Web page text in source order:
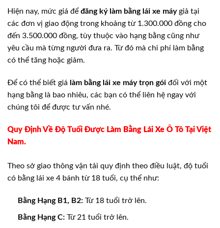
Hiện nay, mức giá để đăng ký làm bằng lái xe máygiả tại
các đơn vị giao động trong khoảng từ 1.300.000 đồng cho
đến 3.500.000 đồng, tùy thuộc vào hạng bằng cũng như
yêu cầu mà từng người đưa ra. Từ đó mà chi phí làm bằng
có thể tăng hoặc giảm.
Để có thể biết giá làm bằng lái xe máy trọn gói đối với một
hạng bằng là bao nhiêu, các bạn có thể liên hệ ngay với
chúng tôi để được tư vấn nhé.
Quy Định Về Độ Tuổi Được Làm Bằng Lái Xe Ô Tô Tại Việt
Nam.
Theo sở giao thông vận tải quy định theo điều luật, độ tuổi
có bằng lái xe 4 bánh từ 18 tuổi, cụ thể như:
Bằng Hạng B1, B2:Từ 18 tuổi trở lên.
Bằng Hạng C:Từ 21 tuổi trở lên.